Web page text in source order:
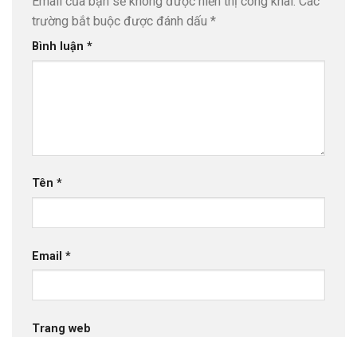
trường bắt buộc được đánh dấu *
Bình luận *
Tên *
Email *
Trang web